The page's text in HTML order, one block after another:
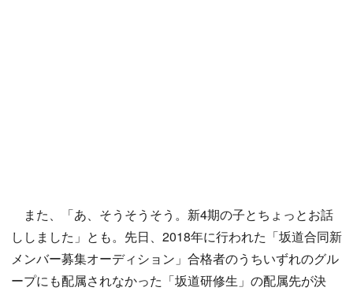
また、「あ、そうそうそう。新4期の子とちょっとお話
ししました」とも。先日、2018年に行われた「坂道合同新
メンバー募集オーディション」合格者のうちいずれのグル
ープにも配属されなかった「坂道研修生」の配属先が決